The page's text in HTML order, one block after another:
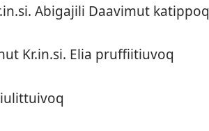
Abigajili Daavimut katip­poq
Kr.in.si. Elia pruf­fiitiuvoq